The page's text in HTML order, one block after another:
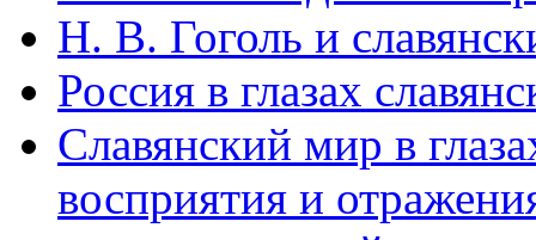
Н. В. Гоголь и
Россия в глазах
Славянский мир в
восприятия и